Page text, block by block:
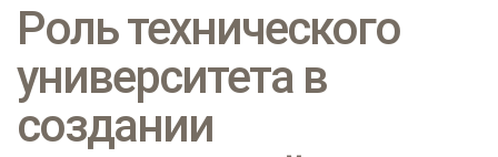
content
Роль технического
университета в
создании